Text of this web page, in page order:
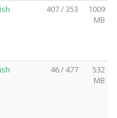
407 / 353
1009
MB
46 / 477
532
MB